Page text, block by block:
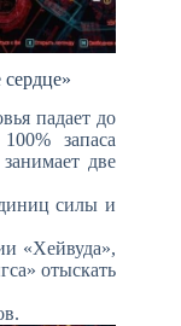
падает до
запаса
две
силы и
«Хейвуда»,
отыскать